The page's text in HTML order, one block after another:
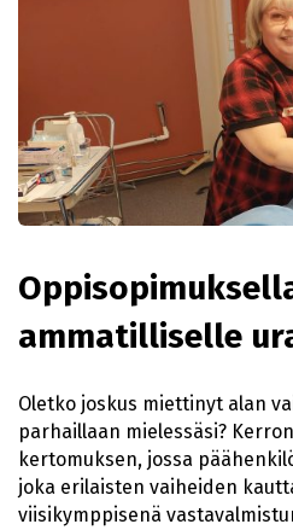
ammatilliselle
Oletko joskus miettinyt alan
parhaillaan mielessäsi?
kertomuksen, jossa
joka erilaisten vaiheiden
viisikymppisenä